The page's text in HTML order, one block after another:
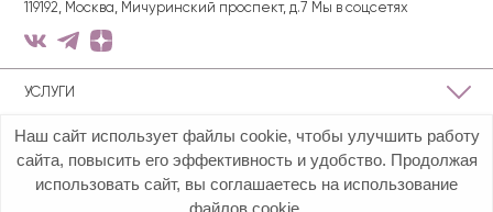
119192, Москва, Мичуринский проспект, д.7 Мы в соцсетях
УСЛУГИ
О КЛИНИКЕ
ПОЛЕЗНАЯ ИНФОРМАЦИЯ
Наш сайт использует файлы cookie, чтобы улучшить работу
сайта, повысить его эффективность и удобство. Продолжая
использовать сайт, вы соглашаетесь на использование
файлов cookie.